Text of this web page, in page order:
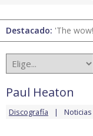
Destacado: 'The
Paul Heaton
Discografía Noticias